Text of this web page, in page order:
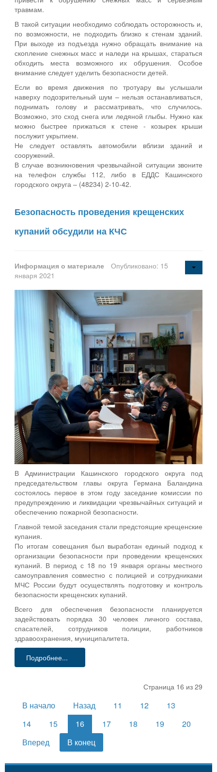
травмам.
В такой ситуации необходимо соблюдать осторожность и,
по возможности, не подходить близко к стенам зданий.
При выходе из подъезда нужно обращать внимание на
скопление снежных масс и наледи на крышах, стараться
обходить места возможного их обрушения. Особое
внимание следует уделить безопасности детей.
Если во время движения по тротуару вы услышали
наверху подозрительный шум – нельзя останавливаться,
поднимать голову и рассматривать, что случилось.
Возможно, это сход снега или ледяной глыбы. Нужно как
можно быстрее прижаться к стене - козырек крыши
послужит укрытием.
Не следует оставлять автомобили вблизи зданий и
сооружений.
В случае возникновения чрезвычайной ситуации звоните
на телефон службы 112, либо в ЕДДС Кашинского
городского округа – (48234) 2-10-42.
Безопасность проведения крещенских
купаний обсудили на КЧС
Информация о материале
Опубликовано: 15
января 2021
В Администрации Кашинского городского округа под
председательством главы округа Германа Баландина
состоялось первое в этом году заседание комиссии по
предупреждению и ликвидации чрезвычайных ситуаций и
обеспечению пожарной безопасности.
Главной темой заседания стали предстоящие крещенские
купания.
По итогам совещания был выработан единый подход к
организации безопасности при проведении крещенских
купаний. В период с 18 по 19 января органы местного
самоуправления совместно с полицией и сотрудниками
МЧС России будут осуществлять подготовку и контроль
безопасности крещенских купаний.
Всего для обеспечения безопасности планируется
задействовать порядка 30 человек личного состава,
спасателей, сотрудников полиции, работников
здравоохранения, муниципалитета.
Подробнее...
Страница 16 из 29
В начало Назад 11 12
13
14
15 16 17 18 19
20
Вперед
В конец